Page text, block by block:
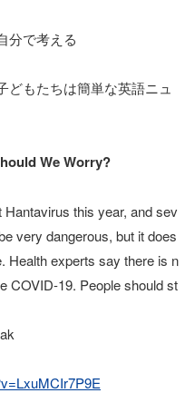
分で考える
どもたちは簡単な英語ニュ
We Worry?
this year, and sev
very dangerous, but it does
Health experts say there is n
COVID-19. People should st